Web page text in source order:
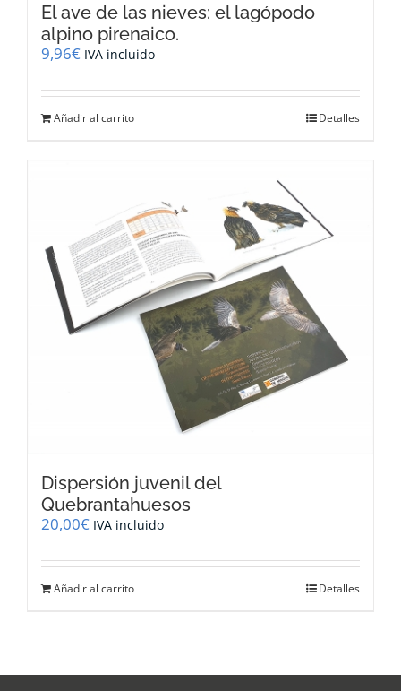
El ave de las nieves: el lagópodo
alpino pirenaico.
9,96€ IVA incluido
Añadir al carrito Detalles
Dispersión juvenil del
Quebrantahuesos
20,00€ IVA incluido
Añadir al carrito Detalles